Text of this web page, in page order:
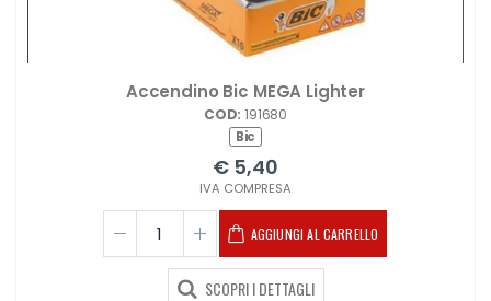
Accendino Bic MEGA Lighter
COD: 191680
Bic
€ 5,40
IVA COMPRESA
AGGIUNGI AL CARRELLO
SCOPRI I DETTAGLI